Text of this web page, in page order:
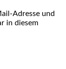
Adresse und
in diesem